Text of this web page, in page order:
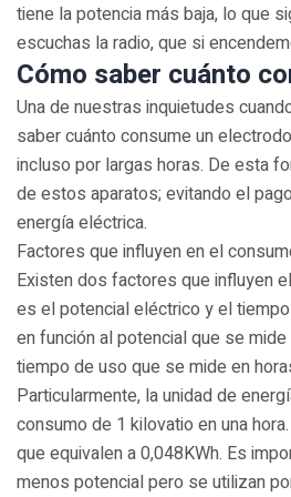
tiene la potencia más baja, lo que
escuchas la radio, que si
Cómo saber cuánto
Una de nuestras inquietudes
saber cuánto consume un
incluso por largas horas. De esta
de estos aparatos; evitando el
energía eléctrica.
Factores que influyen en el
Existen dos factores que influyen
es el potencial eléctrico y el
en función al potencial que se
tiempo de uso que se mide en
Particularmente, la unidad de
consumo de 1 kilovatio en una
que equivalen a 0,048KWh. Es
menos potencial pero se utilizan